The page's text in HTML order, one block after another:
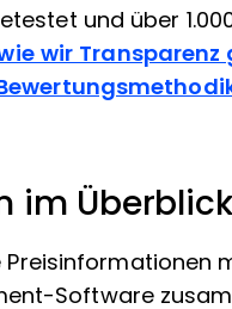
und über
wir Transparenz
im
Preisinformationen
Software